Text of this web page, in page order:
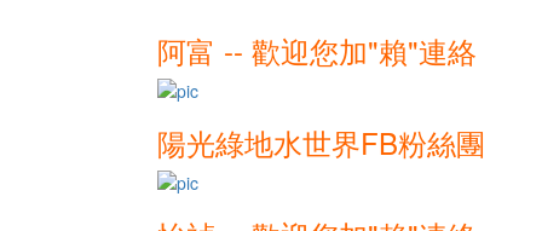
阿富 -- 歡迎您加"賴"連絡
陽光綠地水世界FB粉絲團